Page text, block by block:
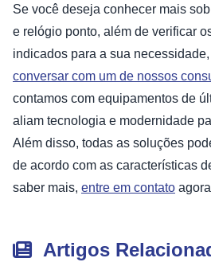
Se você deseja conhecer mais
e relógio ponto, além de verificar
indicados para a sua
conversar com um de nossos
contamos com equipamentos de
aliam tecnologia e modernidade
Além disso, todas as soluções
de acordo com as características
saber mais, entre em contato
Artigos